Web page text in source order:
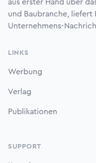
aus erster Hand über
und Baubranche,
Unternehmens-
LINKS
Werbung
Verlag
Publikationen
SUPPORT